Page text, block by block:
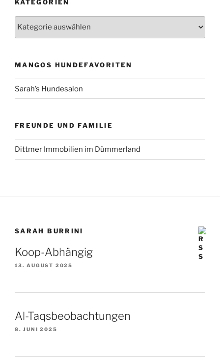
KATEGORIEN
MANGOS HUNDEFAVORITEN
Sarah’s Hundesalon
FREUNDE UND FAMILIE
Dittmer Immobilien im Dümmerland
SARAH BURRINI
Koop-Abhängig
13. AUGUST 2025
Al-Taqsbeobachtungen
8. JUNI 2025